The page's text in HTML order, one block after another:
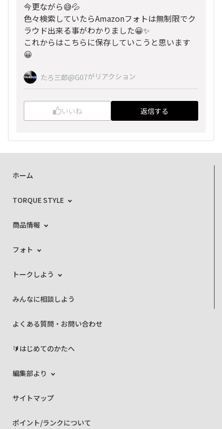
今更ながら😅💦
色々検索していたらAmazonフォトは無制限でク
ラウド出来る事がわかりました😀✨
これからはこちらに保存していこうと思います
😀
たろ三郎@G07がリアクション
いいね 返信する
ホーム
TORQUE STYLE
商品情報
フォト
トークしよう
みんなに相談しよう
よくある質問・お問い合わせ
🔰はじめてのかたへ
編集部より
サイトマップ
ポイント/ランクについて